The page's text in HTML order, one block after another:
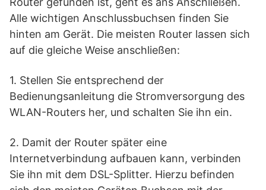
Alle wichtigen Anschlussbuchsen finden Sie
hinten am Gerät. Die meisten Router lassen sich
auf die gleiche Weise anschließen:
1. Stellen Sie entsprechend der
Bedienungsanleitung die Stromversorgung des
WLAN-Routers her, und schalten Sie ihn ein.
2. Damit der Router später eine
Internetverbindung aufbauen kann, verbinden
Sie ihn mit dem DSL-Splitter. Hierzu befinden